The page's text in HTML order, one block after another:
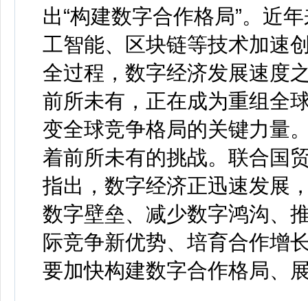
出“构建数字合作格局”。近
工智能、区块链等技术加速
全过程，数字经济发展速度
前所未有，正在成为重组全
变全球竞争格局的关键力量
着前所未有的挑战。联合国
指出，数字经济正迅速发展
数字壁垒、减少数字鸿沟、
际竞争新优势、培育合作增
要加快构建数字合作格局、